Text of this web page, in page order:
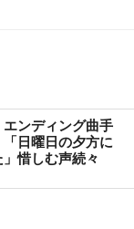
エンディング曲手
日曜日の夕方に
惜しむ声続々